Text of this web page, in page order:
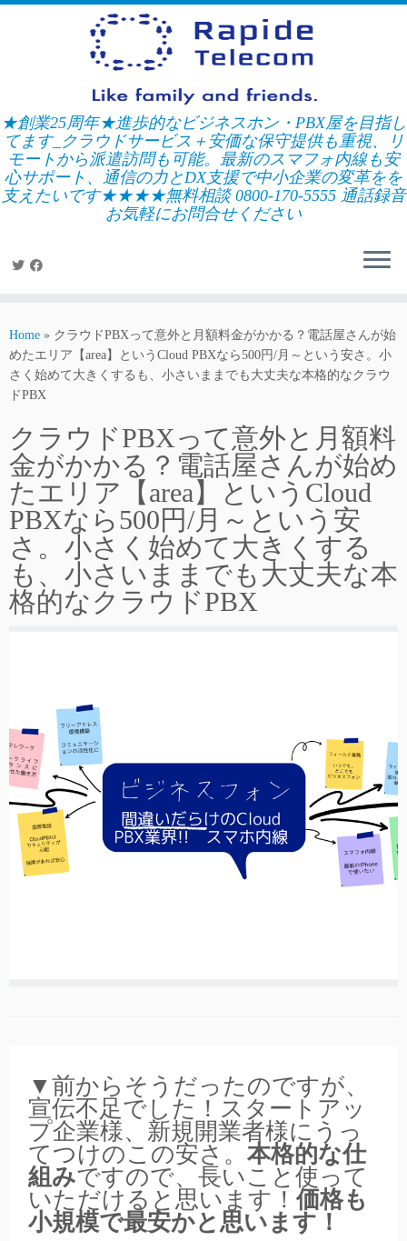
Skip
★創業25周年★進歩的なビジネスホン・PBX屋を目指し
てます_クラウドサービス＋安価な保守提供も重視、リ
モートから派遣訪問も可能。最新のスマフォ内線も安
心サポート、通信の力とDX支援で中小企業の変革をを
支えたいです★★★★無料相談 0800-170-5555 通話録音
お気軽にお問合せください
Home » クラウドPBXって意外と月額料金がかかる？電話屋さんが始
めたエリア【area】というCloud PBXなら500円/月～という安さ。小
さく始めて大きくするも、小さいままでも大丈夫な本格的なクラウ
ドPBX
クラウドPBXって意外と月額料
金がかかる？電話屋さんが始め
たエリア【area】というCloud
PBXなら500円/月～という安
さ。小さく始めて大きくする
も、小さいままでも大丈夫な本
格的なクラウドPBX
▼前からそうだったのですが、
宣伝不足でした！スタートアッ
プ企業様、新規開業者様にうっ
てつけのこの安さ。本格的な仕
組みですので、長いこと使って
いただけると思います！価格も
小規模で最安かと思います！